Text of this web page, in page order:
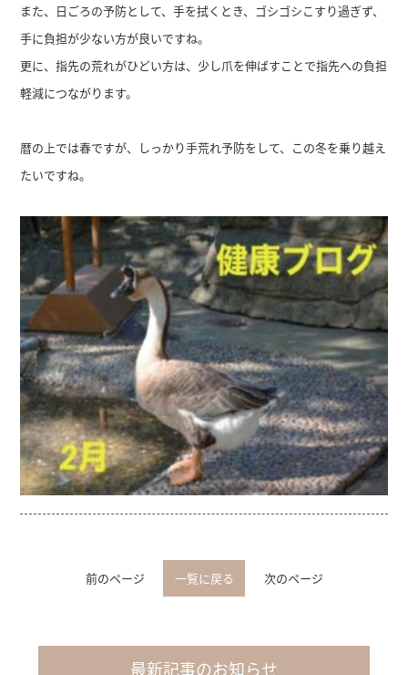
また、日ごろの予防として、手を拭くとき、ゴシゴシこすり過ぎず、
手に負担が少ない方が良いですね。
更に、指先の荒れがひどい方は、少し爪を伸ばすことで指先への負担
軽減につながります。
暦の上では春ですが、しっかり手荒れ予防をして、この冬を乗り越え
たいですね。
前のページ 一覧に戻る 次のページ
最新記事のお知らせ